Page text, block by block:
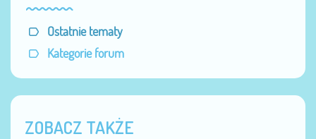
Ostatnie tematy
Kategorie forum
ZOBACZ TAKŻE